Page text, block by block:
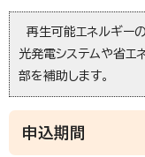
再生可能エネルギー
光発電システムや省エ
部を補助します。
申込期間